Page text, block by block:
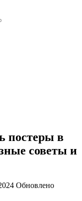
постеры в
советы и
Обновлено